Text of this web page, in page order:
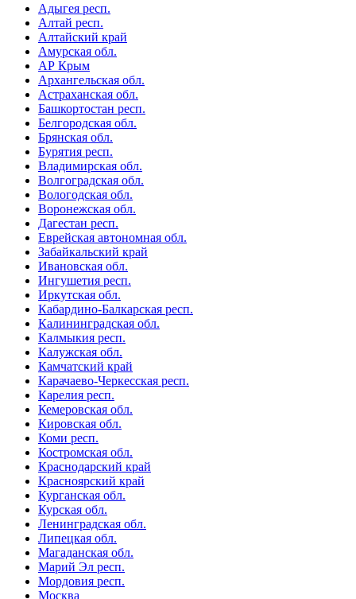
Адыгея респ.
Алтай респ.
Алтайский край
Амурская обл.
АР Крым
Архангельская обл.
Астраханская обл.
Башкортостан респ.
Белгородская обл.
Брянская обл.
Бурятия респ.
Владимирская обл.
Волгоградская обл.
Вологодская обл.
Воронежская обл.
Дагестан респ.
Еврейская автономная обл.
Забайкальский край
Ивановская обл.
Ингушетия респ.
Иркутская обл.
Кабардино-Балкарская респ.
Калининградская обл.
Калмыкия респ.
Калужская обл.
Камчатский край
Карачаево-Черкесская респ.
Карелия респ.
Кемеровская обл.
Кировская обл.
Коми респ.
Костромская обл.
Краснодарский край
Красноярский край
Курганская обл.
Курская обл.
Ленинградская обл.
Липецкая обл.
Магаданская обл.
Марий Эл респ.
Мордовия респ.
Москва